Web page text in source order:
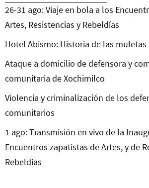
26-31 ago: Viaje en bola a los
Artes, Resistencias y Rebeldías
Hotel Abismo: Historia de las muletas
Ataque a domicilio de defensora y
comunitaria de Xochimilco
Violencia y criminalización de los
comunitarios
1 ago: Transmisión en vivo de la
Encuentros zapatistas de Artes, y de
Rebeldías